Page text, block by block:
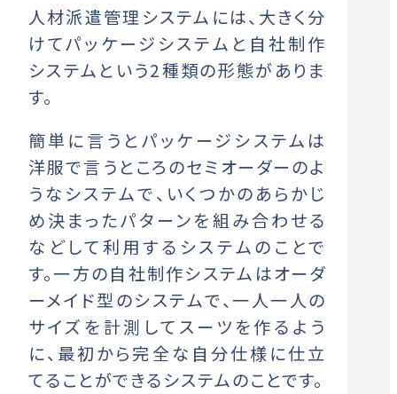
人材派遣管理システムには、大きく分
けてパッケージシステムと自社制作
システムという2種類の形態がありま
す。
簡単に言うとパッケージシステムは
洋服で言うところのセミオーダーのよ
うなシステムで、いくつかのあらかじ
め決まったパターンを組み合わせる
などして利用するシステムのことで
す。一方の自社制作システムはオーダ
ーメイド型のシステムで、一人一人の
サイズを計測してスーツを作るよう
に、最初から完全な自分仕様に仕立
てることができるシステムのことです。